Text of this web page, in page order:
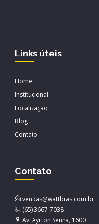
Links úteis
Home
Institucional
Localização
Blog
Contato
Contato
vendas@wattbras.com.br
(65) 3667-7038
Av. Ayrton Senna, 1600